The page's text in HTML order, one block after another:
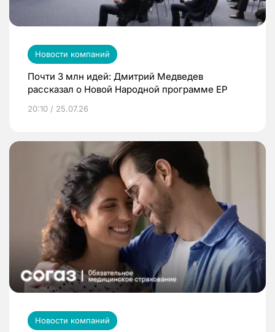
Новости компаний
Почти 3 млн идей: Дмитрий Медведев
рассказал о Новой Народной программе ЕР
20:10 / 25.07.26
Новости компаний